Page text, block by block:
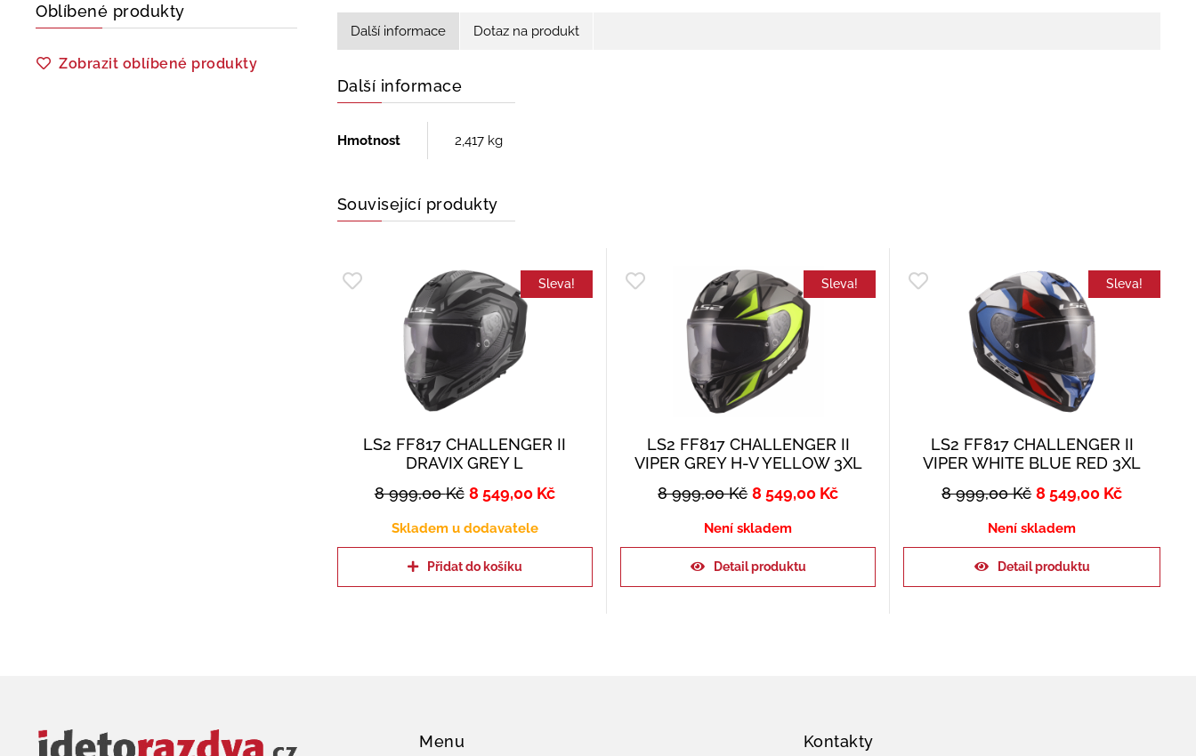
Oblíbené produkty
Zobrazit oblíbené produkty
Další informace Dotaz na produkt
Další informace
Hmotnost 2,417 kg
Související produkty
Sleva!
LS2 FF817 CHALLENGER II
DRAVIX GREY L
8 999,00Kč 8 549,00 Kč
Skladem u dodavatele
Přidat do košíku
Sleva!
LS2 FF817 CHALLENGER II
VIPER GREY H-V YELLOW 3XL
8 999,00Kč 8 549,00 Kč
Není skladem
Detail produktu
Sleva!
LS2 FF817 CHALLENGER II
VIPER WHITE BLUE RED 3XL
8 999,00Kč 8 549,00 Kč
Není skladem
Detail produktu
Menu Kontakty